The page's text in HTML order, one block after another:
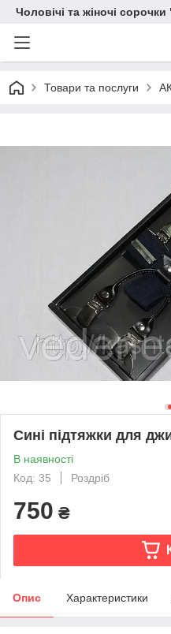
Чоловічі та жіночі
Товари та послуги
Сині підтяжки для
В наявності
Код: 35
Роздріб
750 ₴
Опис Характеристики